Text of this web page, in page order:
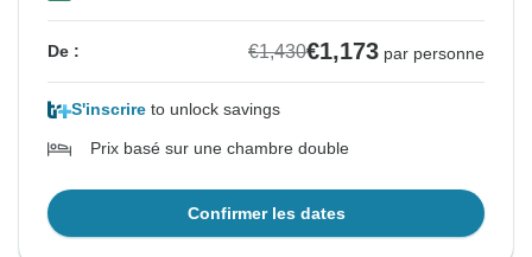
De : €1,430€1,173 par personne
S'inscrire to unlock savings
Prix basé sur une chambre double
Confirmer les dates